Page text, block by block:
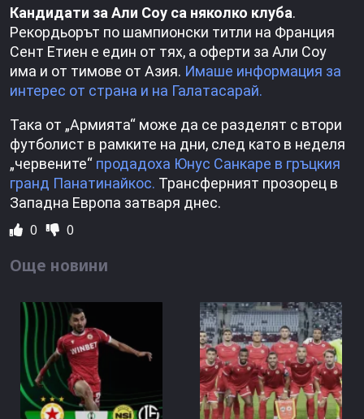
Кандидати за Али Соу са няколко клуба.
Рекордьорът по шампионски титли на Франция
Сент Етиен е един от тях, а оферти за Али Соу
има и от тимове от Азия. Имаше информация за
интерес от страна и на Галатасарай.
Така от „Армията“ може да се разделят с втори
футболист в рамките на дни, след като в неделя
„червените“ продадоха Юнус Санкаре в гръцкия
гранд Панатинайкос. Трансферният прозорец в
Западна Европа затваря днес.
0 0
Още новини